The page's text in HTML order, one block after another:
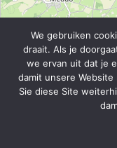
We gebruiken
draait. Als je
we ervan uit dat je
damit unsere
Sie diese Site